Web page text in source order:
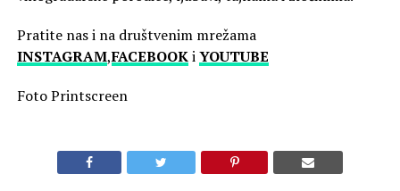
Pratite nas i na društvenim mrežama
INSTAGRAM,FACEBOOKiYOUTUBE
Foto Printscreen